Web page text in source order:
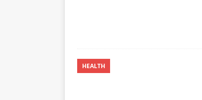
HEALTH